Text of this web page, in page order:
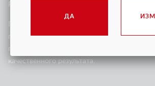
РЕЗЕРВНЫЙ НАКОПИТЕЛЬ ВАКУУМА
присоской стекло или сэндвич-панель не
присоски для изогнутого стекла
качественного результата.
ДА